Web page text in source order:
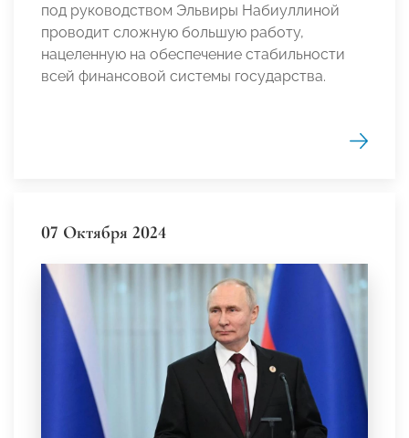
под руководством Эльвиры Набиуллиной
проводит сложную большую работу,
нацеленную на обеспечение стабильности
всей финансовой системы государства.
07 Октября 2024